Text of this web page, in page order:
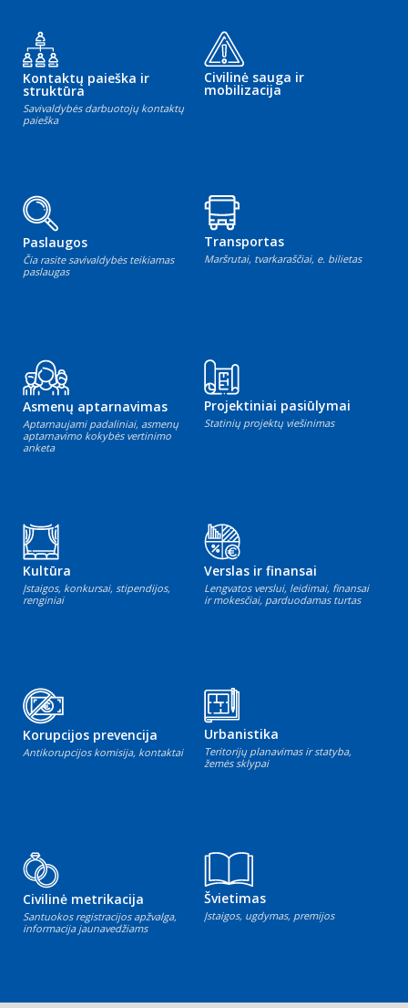
Kontaktų paieška ir
struktūra
Savivaldybės darbuotojų kontaktų
paieška
Civilinė sauga ir
mobilizacija
Paslaugos
Čia rasite savivaldybės teikiamas
paslaugas
Transportas
Maršrutai, tvarkaraščiai, e. bilietas
Asmenų aptarnavimas
Aptarnaujami padaliniai, asmenų
aptarnavimo kokybės vertinimo
anketa
Projektiniai pasiūlymai
Statinių projektų viešinimas
Kultūra
Įstaigos, konkursai, stipendijos,
renginiai
Verslas ir finansai
Lengvatos verslui, leidimai, finansai
ir mokesčiai, parduodamas turtas
Korupcijos prevencija
Antikorupcijos komisija, kontaktai
Urbanistika
Teritorijų planavimas ir statyba,
žemės sklypai
Civilinė metrikacija
Santuokos registracijos apžvalga,
informacija jaunavedžiams
Švietimas
Įstaigos, ugdymas, premijos